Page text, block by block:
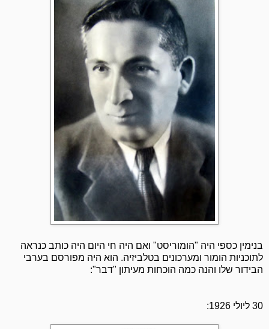
בנימין כספי היה "הומוריסט" ואם היה חי היום היה כותב כנראה
לתוכניות הומור ומערכונים בטלביזיה. הוא היה מפורסם בערבי
הבידור שלו והנה כמה הוכחות מעיתון "דבר":
30 ליולי 1926: